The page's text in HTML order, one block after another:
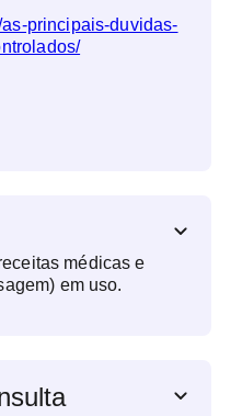
principais-duvidas-
médicas e
em uso.